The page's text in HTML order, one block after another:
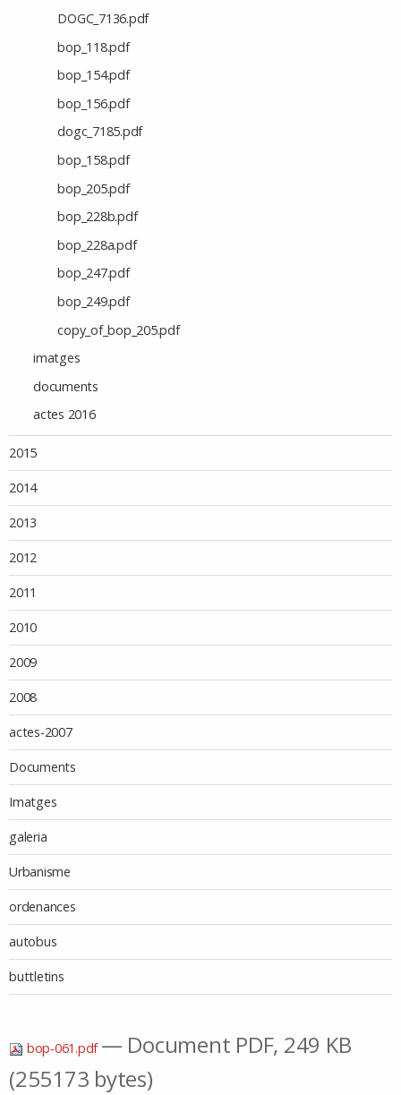
DOGC_7136.pdf
bop_118.pdf
bop_154.pdf
bop_156.pdf
dogc_7185.pdf
bop_158.pdf
bop_205.pdf
bop_228b.pdf
bop_228a.pdf
bop_247.pdf
bop_249.pdf
copy_of_bop_205.pdf
imatges
documents
actes 2016
2015
2014
2013
2012
2011
2010
2009
2008
actes-2007
Documents
Imatges
galeria
Urbanisme
ordenances
autobus
buttletins
bop-061.pdf — Document PDF, 249 KB
(255173 bytes)